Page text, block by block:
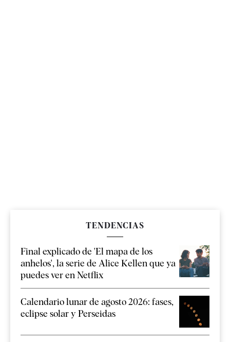
TENDENCIAS
Final explicado de 'El mapa de los
anhelos', la serie de Alice Kellen que ya
puedes ver en Netflix
Calendario lunar de agosto 2026: fases,
eclipse solar y Perseidas